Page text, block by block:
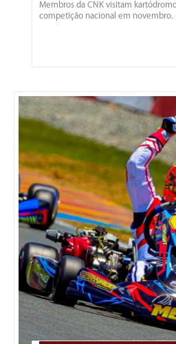
Membros da CNK visitam
competição nacional em novembro.